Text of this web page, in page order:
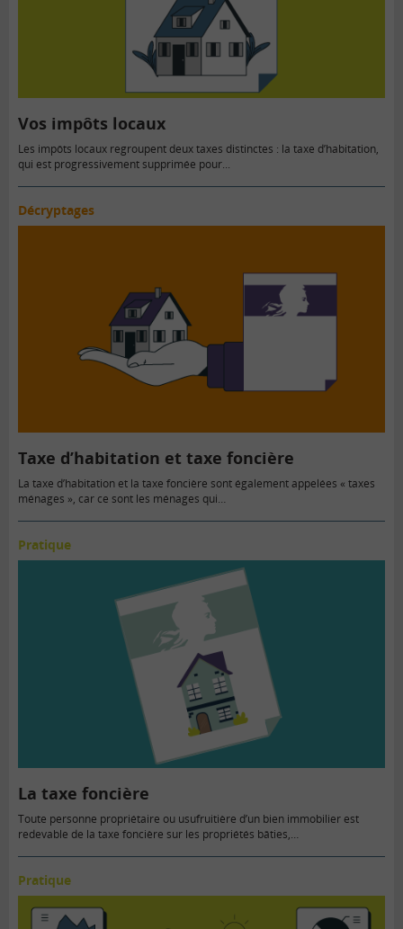
Vos impôts locaux
Les impôts locaux regroupent deux taxes distinctes : la taxe d’habitation,
qui est progressivement supprimée pour...
Décryptages
Taxe d’habitation et taxe foncière
La taxe d’habitation et la taxe foncière sont également appelées « taxes
ménages », car ce sont les ménages qui…
Pratique
La taxe foncière
Toute personne propriétaire ou usufruitière d’un bien immobilier est
redevable de la taxe foncière sur les propriétés bâties,…
Pratique